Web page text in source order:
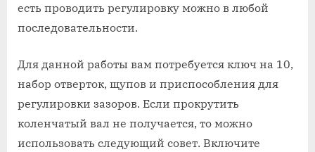
есть проводить регулировку можно в любой
последовательности.
Для данной работы вам потребуется ключ на 10,
набор отверток, щупов и приспособления для
регулировки зазоров. Если прокрутить
коленчатый вал не получается, то можно
использовать следующий совет. Включите